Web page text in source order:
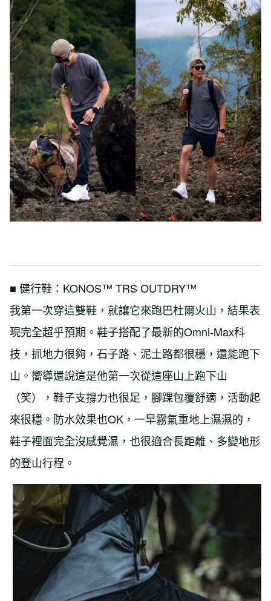
■ 健行鞋：KONOS™ TRS OUTDRY™
我第一次穿這雙鞋，就讓它來跑巴杜爾火山，結果表
現完全超乎預期。鞋子搭配了最新的Omni-Max科
技，抓地力很夠，石子路、泥土路都很穩，還能跑下
山。嚮導還說這是他第一次從這座山上跑下山
（笑），鞋子支撐力也很足，腳踝包覆舒適，活動起
來很穩。防水效果也OK，一早霧氣重地上濕濕的，
鞋子裡面完全沒感覺濕，也很適合長距離、多變地形
的登山行程。